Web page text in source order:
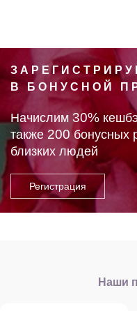
В БОНУСНОЙ
Начислим 30%
также 200 бонусных
близких людей
Наши